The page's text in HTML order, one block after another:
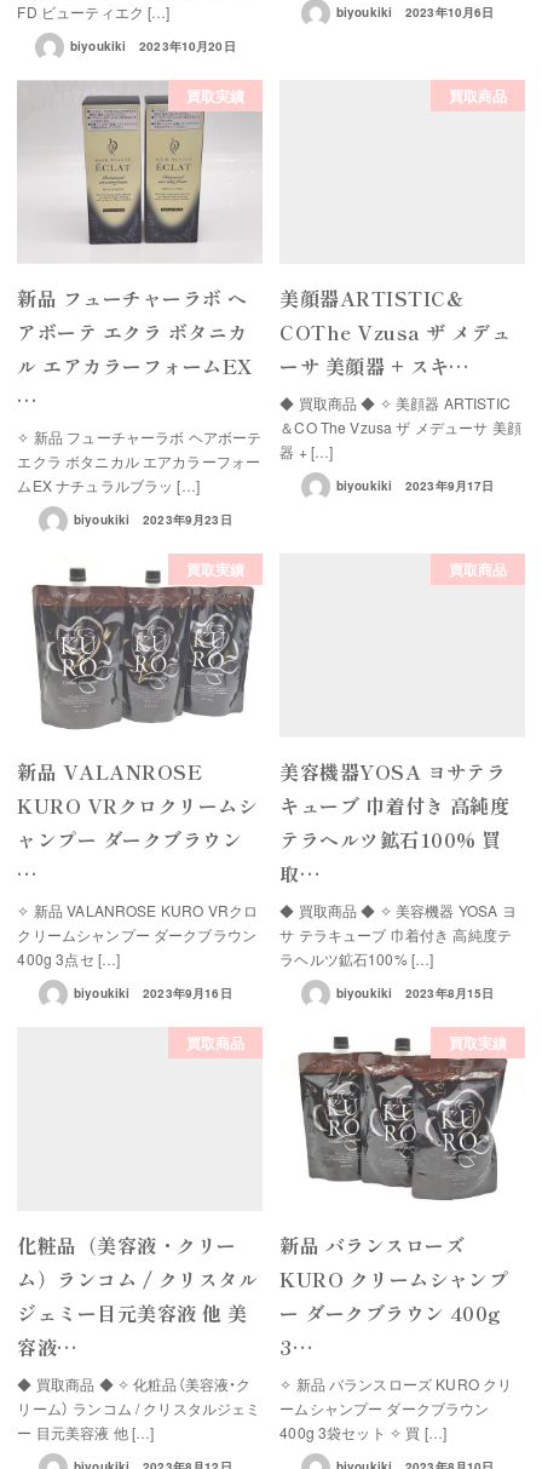
FD ビューティエク […]
biyoukiki 2023年10月20日
biyoukiki 2023年10月6日
買取実績
新品 フューチャーラボ ヘ
アボーテ エクラ ボタニカ
ル エアカラーフォームEX
…
✧ 新品 フューチャーラボ ヘアボーテ
エクラ ボタニカル エアカラーフォー
ムEX ナチュラルブラッ […]
biyoukiki 2023年9月23日
買取商品
美顔器ARTISTIC＆
COThe Vzusa ザ メデュ
ーサ 美顔器 + スキ…
◆ 買取商品 ◆ ✧ 美顔器 ARTISTIC
＆CO The Vzusa ザ メデューサ 美顔
器 + […]
biyoukiki 2023年9月17日
買取実績
新品 VALANROSE
KURO VRクロクリームシ
ャンプー ダークブラウン
…
✧ 新品 VALANROSE KURO VRクロ
クリームシャンプー ダークブラウン
400g 3点セ […]
biyoukiki 2023年9月16日
買取商品
美容機器YOSA ヨサテラ
キューブ 巾着付き 高純度
テラヘルツ鉱石100% 買
取…
◆ 買取商品 ◆ ✧ 美容機器 YOSA ヨ
サ テラキューブ 巾着付き 高純度テ
ラヘルツ鉱石100% […]
biyoukiki 2023年8月15日
買取商品
化粧品（美容液・クリー
ム）ランコム / クリスタル
ジェミー目元美容液 他 美
容液…
◆ 買取商品 ◆ ✧ 化粧品（美容液・ク
リーム） ランコム / クリスタルジェミ
ー 目元美容液 他 […]
買取実績
新品 バランスローズ
KURO クリームシャンプ
ー ダークブラウン 400g
3…
✧ 新品 バランスローズ KURO クリ
ームシャンプー ダークブラウン
400g 3袋セット ✧ 買 […]